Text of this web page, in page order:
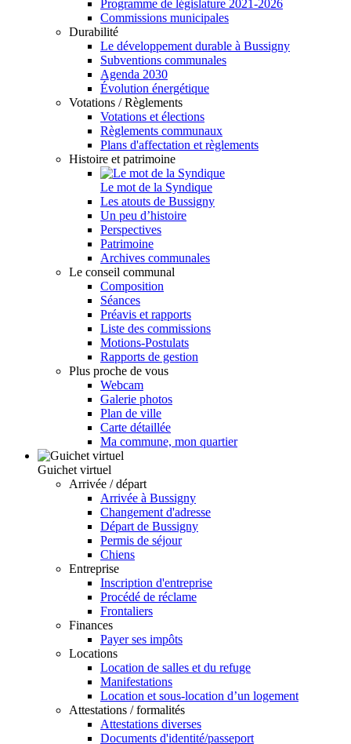
Programme de législature 2021-2026
Commissions municipales
Durabilité
Le développement durable à Bussigny
Subventions communales
Agenda 2030
Évolution énergétique
Votations / Règlements
Votations et élections
Règlements communaux
Plans d'affectation et règlements
Histoire et patrimoine
Le mot de la Syndique
Les atouts de Bussigny
Un peu d’histoire
Perspectives
Patrimoine
Archives communales
Le conseil communal
Composition
Séances
Préavis et rapports
Liste des commissions
Motions-Postulats
Rapports de gestion
Plus proche de vous
Webcam
Galerie photos
Plan de ville
Carte détaillée
Ma commune, mon quartier
Guichet virtuel
Arrivée / départ
Arrivée à Bussigny
Changement d'adresse
Départ de Bussigny
Permis de séjour
Chiens
Entreprise
Inscription d'entreprise
Procédé de réclame
Frontaliers
Finances
Payer ses impôts
Locations
Location de salles et du refuge
Manifestations
Location et sous-location d’un logement
Attestations / formalités
Attestations diverses
Documents d'identité/passeport